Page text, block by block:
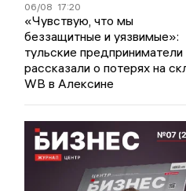
06/08 17:20
«Чувствую, что мы
беззащитные и уязвимые»:
тульские предприниматели
рассказали о потерях на
WB в Алексине